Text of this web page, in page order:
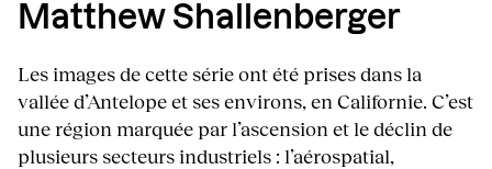
Matthew Shallenberger
Les images de cette série ont été prises dans la
vallée d’Antelope et ses environs, en Californie. C’est
une région marquée par l’ascension et le déclin de
plusieurs secteurs industriels : l’aérospatial,